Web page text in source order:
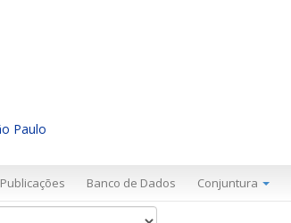
Publicações Banco de Dados Conjuntura